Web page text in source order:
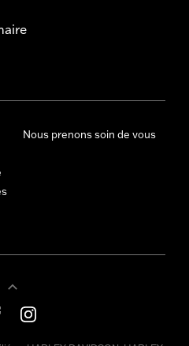
Nous prenons soin de vous